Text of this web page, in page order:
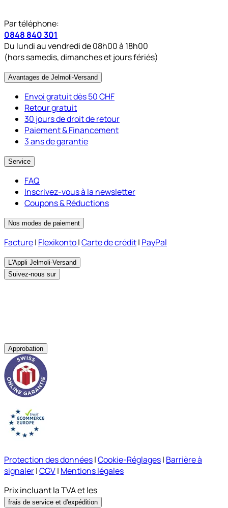
Par téléphone:
0848 840 301
Du lundi au vendredi de 08h00 à 18h00
(hors samedis, dimanches et jours fériés)
Avantages de Jelmoli-Versand
Envoi gratuit dès 50 CHF
Retour gratuit
30 jours de droit de retour
Paiement & Financement
3 ans de garantie
Service
FAQ
Inscrivez-vous à la newsletter
Coupons & Réductions
Nos modes de paiement
Facture| Flexikonto|Carte de crédit| PayPal
L'Appli Jelmoli-Versand
Suivez-nous sur
Approbation
Protection des données|Cookie-Réglages| Barrière à
signaler|CGV| Mentions légales
Prix incluant la TVA et les
frais de service et d'expédition